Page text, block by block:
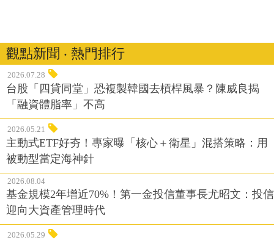
觀點新聞 ‧ 熱門排行
2026.07.28
台股「四貸同堂」恐複製韓國去槓桿風暴？陳威良揭
「融資體脂率」不高
2026.05.21
主動式ETF好夯！專家曝「核心＋衛星」混搭策略：用
被動型當定海神針
2026.08.04
基金規模2年增近70%！第一金投信董事長尤昭文：投信
迎向大資產管理時代
2026.05.29